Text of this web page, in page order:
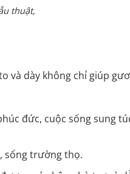
thuật,
và dày không chỉ giúp
đức, cuộc sống sung
sống trường thọ.